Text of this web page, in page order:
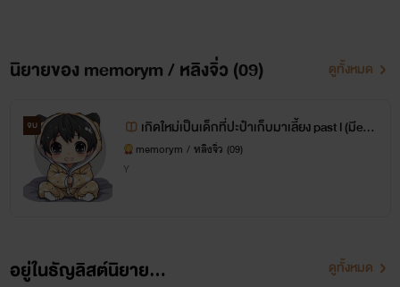
ติดตามงานได้ทุกช่องทางค่ะ
ไปที่ตั้งค่าและกดแสดงปก AI นะคะ เนื่องจากภาพปกบางภาพของไรท์ใช้ปก AI และปกวาด
*ฝากถึงบุคคลที่ขยันกดรายงาน ถ้าคุณมีปัญหากับเราทักมาคุยกันค่ะ หลิงจิ่วไม่เคยมีปัญหากับใคร
นิยายของ memorym / หลิงจิ่ว (09) ดูทั้งหมด
จบ
เกิดใหม่เป็นเด็กที่ปะป๋าเก็บมาเลี้ยง past l (มีebo
ok)
memorym / หลิงจิ่ว (09)
Y
อยู่ในธัญลิสต์นิยาย... ดูทั้งหมด